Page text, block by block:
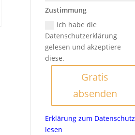
Zustimmung
Ich habe die
Datenschutzerklärung
gelesen und akzeptiere
diese.
Gratis
absenden
Erklärung zum Datenschutz
lesen